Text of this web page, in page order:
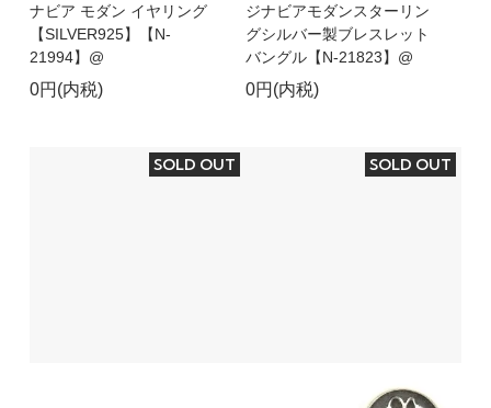
ナビア モダン イヤリング
【SILVER925】【N-
21994】@
0円(内税)
ジナビアモダンスターリン
グシルバー製ブレスレット
バングル【N-21823】@
0円(内税)
SOLD OUT SOLD OUT